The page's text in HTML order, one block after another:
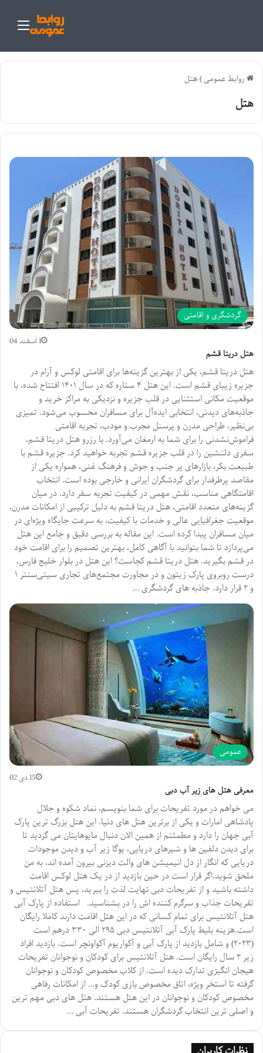
روابط عمومی)هتل
هتل
گردشگری و اقامتی
1 اسفند 04
هتل دریتا قشم
هتل دریتا قشم، یکی از بهترین گزینه‌ها برای اقامتی لوکس و آرام در
جزیره زیبای قشم است. این هتل ۴ ستاره که در سال ۱۴۰۱ افتتاح شده، با
موقعیت مکانی استثنایی در قلب جزیره و نزدیکی به مراکز خرید و
جاذبه‌های دیدنی، انتخابی ایده‌آل برای مسافران محسوب می‌شود. تمیزی
بی‌نظیر، طراحی مدرن و پرسنل مجرب و مودب، تجربه اقامتی
فراموش‌نشدنی را برای شما به ارمغان می‌آورد. با رزرو هتل دریتا قشم،
سفری دلنشین را در قلب جزیره قشم تجربه خواهید کرد. جزیره قشم با
طبیعت بکر، بازارهای پر جنب و جوش و فرهنگ غنی، همواره یکی از
مقاصد پرطرفدار برای گردشگران ایرانی و خارجی بوده است. انتخاب
اقامتگاهی مناسب، نقش مهمی در کیفیت تجربه سفر دارد. در میان
گزینه‌های متعدد اقامتی، هتل دریتا قشم به دلیل ترکیبی از امکانات مدرن،
موقعیت جغرافیایی عالی و خدمات با کیفیت، به سرعت جایگاه ویژه‌ای در
میان مسافران پیدا کرده است. این مقاله به بررسی دقیق و جامع این هتل
می‌پردازد تا شما بتوانید با آگاهی کامل، بهترین تصمیم را برای اقامت خود
در قشم بگیرید. هتل دریتا قشم کجاست؟ این هتل در بلوار خلیج فارس،
درست روبروی پارک زیتون و در مجاورت مجتمع‌های تجاری سیتی‌سنتر ۱
و ۲ قرار دارد. جاذبه های گردشگری …
عمومی
15 دی 02
معرفی هتل های زیر آب دبی
می خواهم در مورد تفریحات برای شما بنویسم، نماد شکوه و جلال
پادشاهی امارات و یکی از برترین هتل های دنیا. این هتل بزرگ ترین پارک
آبی جهان را دارد و مطمئنم از همین الان دنبال مایوهایتان می گردید تا
برای دیدن دلفین ها و شیرهای دریایی، یوگا زیر آب و دیدن موجودات
دریایی که انگار از دل انیمیشن های والت دیزنی بیرون آمده اند، به من
ملحق شوید.اگر قرار است در حین بازدید از در یک هتل لوکس اقامت
داشته باشید و از تفریحات دبی نهایت لذت را ببرید، پس هتل آتلانتیس و
تفریحات جذاب و سرگرم کننده اش را در بشناسید. استفاده از پارک آبی
هتل آتلانتیس برای تمام کسانی که در این هتل اقامت دارند کاملا رایگان
است.هزینه بلیط پارک آبی آتلانتیس دبی ۲۹۵ الی ۳۳۰ درهم است
(۲۰۲۳) و شامل بازدید از پارک آبی و آکواریوم آکواونچر است. بازدید افراد
زیر ۲ سال رایگان است. هتل آتلانتیس برای کودکان و نوجوانان تفریحات
هیجان انگیزی تدارک دیده است. از کلاب مخصوص کودکان و نوجوانان
گرفته تا استخر ویژه، اتاق مخصوص بازی کودک و… از امکانات رفاهی
مخصوص کودکان و نوجوانان در این هتل هستند. هتل های دبی مهم ترین
و اصلی ترین انتخاب گردشگران هستند. تفریحات آبی …